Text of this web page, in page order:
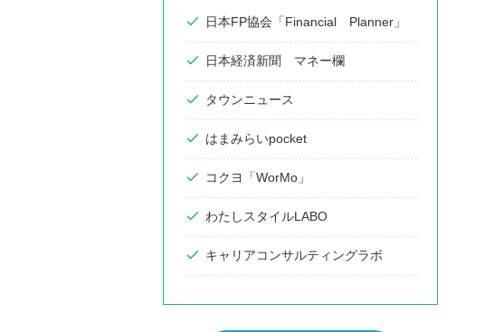
日本FP協会「Financial Planner」
日本経済新聞 マネー欄
タウンニュース
はまみらいpocket
コクヨ「WorMo」
わたしスタイルLABO
キャリアコンサルティングラボ